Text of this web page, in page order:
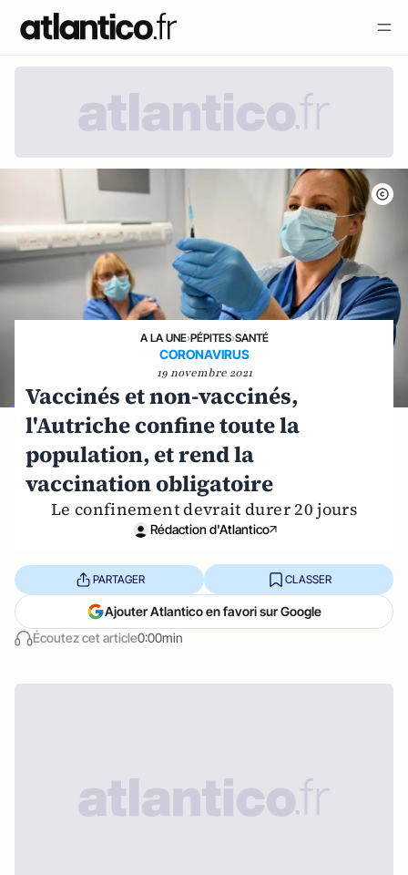
A LA UNE›PÉPITES›SANTÉ
CORONAVIRUS
19 novembre 2021
Vaccinés et non-vaccinés,
l'Autriche confine toute la
population, et rend la
vaccination obligatoire
Le confinement devrait durer 20 jours
Rédaction d'Atlantico
Écoutez cet article0:00min
PARTAGER CLASSER
Ajouter Atlantico en favori sur Google